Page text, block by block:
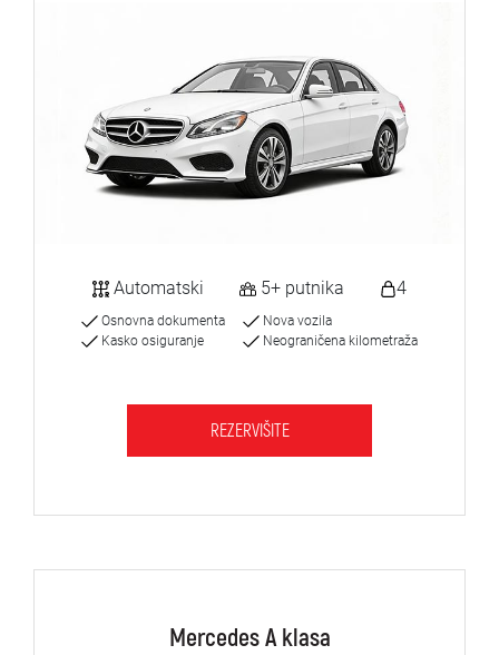
Automatski 5+ putnika 4
Osnovna dokumenta
Kasko osiguranje
Nova vozila
Neograničena kilometraža
REZERVIŠITE
Mercedes A klasa